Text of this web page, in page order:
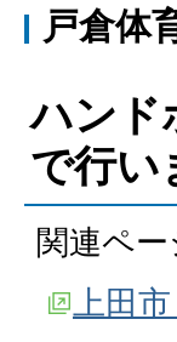
戸倉体
ハンド
で行い
関連ペー
上田